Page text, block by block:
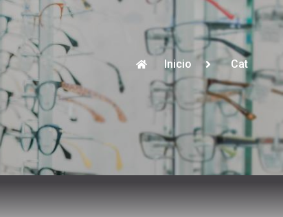
Inicio Cat